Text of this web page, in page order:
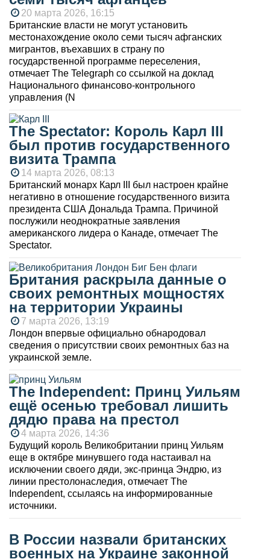
20 марта 2026, 16:15
Британские власти не могут установить
местонахождение около семи тысяч афганских
мигрантов, въехавших в страну по
государственной программе переселения,
отмечает The Telegraph со ссылкой на доклад
Национального финансово-контрольного
управления (N
The Spectator: Король Карл III
был против государственного
визита Трампа
14 марта 2026, 08:13
Британский монарх Карл III был настроен крайне
негативно в отношение государственного визита
президента США Дональда Трампа. Причиной
послужили неоднократные заявления
американского лидера о Канаде, отмечает The
Spectator.
Британия раскрыла данные о
своих ремонтных мощностях
на территории Украины
7 марта 2026, 13:19
Лондон впервые официально обнародовал
сведения о присутствии своих ремонтных баз на
украинской земле.
The Independent: Принц Уильям
ещё осенью требовал лишить
дядю права на престол
4 марта 2026, 14:36
Будущий король Великобритании принц Уильям
еще в октябре минувшего года настаивал на
исключении своего дяди, экс-принца Эндрю, из
линии престолонаследия, отмечает The
Independent, ссылаясь на информированные
источники.
В России назвали британских
военных на Украине законной